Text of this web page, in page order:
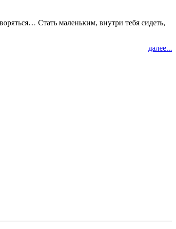
Стать маленьким, внутри тебя сидеть,
далее...